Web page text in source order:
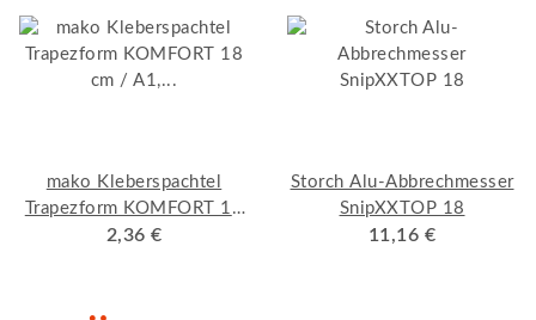
mako Kleberspachtel
Trapezform KOMFORT 18
cm / A1, Qualitäts-
2,36 €
Storch Alu-Abbrechmesser
SnipXXTOP 18
11,16 €